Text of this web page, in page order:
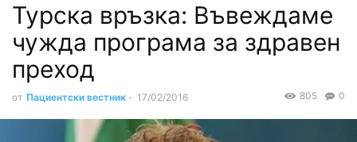
Турска връзка: Въвеждаме
чужда програма за здравен
преход
от Пациентски вестник - 17/02/2016 0
805